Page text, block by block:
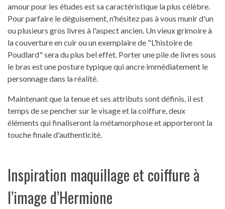
amour pour les études est sa caractéristique la plus célèbre.
Pour parfaire le déguisement, n'hésitez pas à vous munir d'un
ou plusieurs gros livres à l'aspect ancien. Un vieux grimoire à
la couverture en cuir ou un exemplaire de "L'histoire de
Poudlard" sera du plus bel effet. Porter une pile de livres sous
le bras est une posture typique qui ancre immédiatement le
personnage dans la réalité.
Maintenant que la tenue et ses attributs sont définis, il est
temps de se pencher sur le visage et la coiffure, deux
éléments qui finaliseront la métamorphose et apporteront la
touche finale d'authenticité.
Inspiration maquillage et coiffure à
l’image d’Hermione